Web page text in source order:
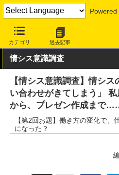
Powered
カテゴリ 過去記事
INTERNET Watch トピック
情シス意識調査
【情シス意識調査】情シ
い合わせがきてしまう」
から、プレゼン作成まで
【第2回お題】働き方の変化で、
になった？